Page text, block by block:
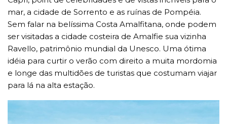
mar, a cidade de Sorrento e as ruínas de Pompéia.
Sem falar na belíssima Costa Amalfitana, onde podem
ser visitadas a cidade costeira de Amalfie sua vizinha
Ravello, patrimônio mundial da Unesco. Uma ótima
idéia para curtir o verão com direito a muita mordomia
e longe das multidões de turistas que costumam viajar
para lá na alta estação.